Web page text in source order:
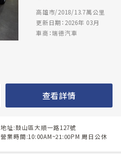
高雄市/2018/13.7萬公里
更新日期：2026年 03月
車商：瑞德汽車
查看詳情
地址:鼓山區大順一路127號
營業時間:10:00AM~21:00PM 周日公休